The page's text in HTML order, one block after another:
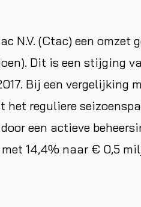
N.V. (Ctac) een omzet
Dit is een stijging
Bij een vergelijking
reguliere
een actieve
14,4% naar € 0,5